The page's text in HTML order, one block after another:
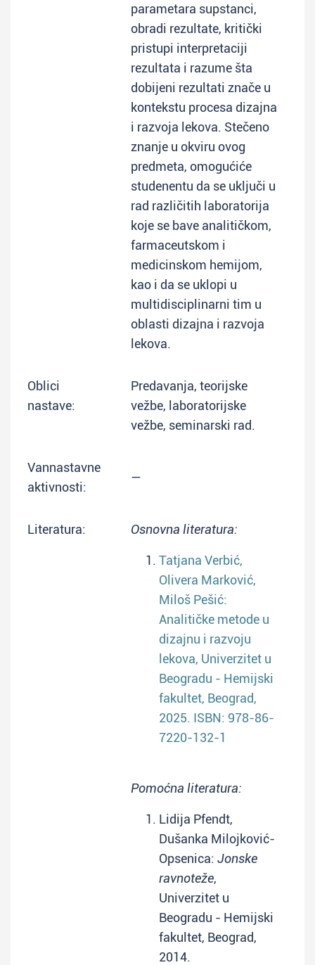
parametara supstanci,
obradi rezultate, kritički
pristupi interpretaciji
rezultata i razume šta
dobijeni rezultati znače u
kontekstu procesa dizajna
i razvoja lekova. Stečeno
znanje u okviru ovog
predmeta, omogućiće
studenentu da se uključi u
rad različitih laboratorija
koje se bave analitičkom,
farmaceutskom i
medicinskom hemijom,
kao i da se uklopi u
multidisciplinarni tim u
oblasti dizajna i razvoja
lekova.
Oblici
nastave:
Predavanja, teorijske
vežbe, laboratorijske
vežbe, seminarski rad.
Vannastavne
aktivnosti:
—
Literatura: Osnovna literatura:
Tatjana Verbić,
Olivera Marković,
Miloš Pešić:
Analitičke metode u
dizajnu i razvoju
lekova, Univerzitet u
Beogradu - Hemijski
fakultet, Beograd,
2025. ISBN: 978-86-
7220-132-1
Pomoćna literatura:
Lidija Pfendt,
Dušanka Milojković-
Opsenica: Jonske
ravnoteže,
Univerzitet u
Beogradu - Hemijski
fakultet, Beograd,
2014.